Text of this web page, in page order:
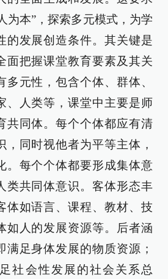
为本”，探索多元模式，为学
的发展创造条件。其关键是
面把握课堂教育要素及其关
多元性，包含个体、群体、
、人类等，课堂中主要是师
共同体。每个个体都应有清
，同时视他者为平等主体，
。每个个体都要形成集体意
类共同体意识。客体形态丰
体如语言、课程、教材、技
如人的发展资源等。后者涵
满足身体发展的物质资源；
社会性发展的社会关系总